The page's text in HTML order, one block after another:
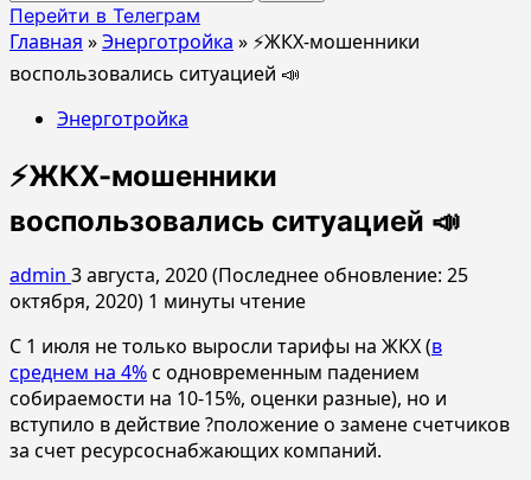
Перейти в Телеграм
Главная »Энерготройка » ⚡️ЖКХ-мошенники
воспользовались ситуацией 📣
Энерготройка
⚡️ЖКХ-мошенники
воспользовались ситуацией 📣
admin 3 августа, 2020 (Последнее обновление: 25
октября, 2020) 1 минуты чтение
С 1 июля не только выросли тарифы на ЖКХ (в
среднем на 4%с одновременным падением
собираемости на 10-15%, оценки разные), но и
вступило в действие ?положение о замене счетчиков
за счет ресурсоснабжающих компаний.